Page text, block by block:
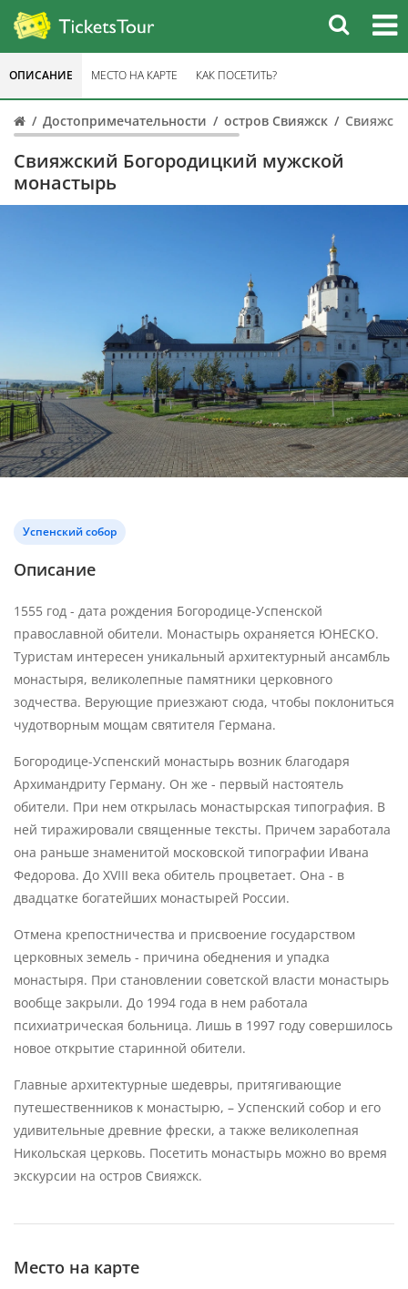
Достопримечательности остров Свияжск
Свияжский Богородицкий мужской
монастырь
Успенский собор
ОПИСАНИЕ МЕСТО НА КАРТЕ КАК ПОСЕТИТЬ?
Описание
1555 год - дата рождения Богородице-Успенской
православной обители. Монастырь охраняется ЮНЕСКО.
Туристам интересен уникальный архитектурный ансамбль
монастыря, великолепные памятники церковного
зодчества. Верующие приезжают сюда, чтобы поклониться
чудотворным мощам святителя Германа.
Богородице-Успенский монастырь возник благодаря
Архимандриту Герману. Он же - первый настоятель
обители. При нем открылась монастырская типография. В
ней тиражировали священные тексты. Причем заработала
она раньше знаменитой московской типографии Ивана
Федорова. До XVIII века обитель процветает. Она - в
двадцатке богатейших монастырей России.
Отмена крепостничества и присвоение государством
церковных земель - причина обеднения и упадка
монастыря. При становлении советской власти монастырь
вообще закрыли. До 1994 года в нем работала
психиатрическая больница. Лишь в 1997 году совершилось
новое открытие старинной обители.
Главные архитектурные шедевры, притягивающие
путешественников к монастырю, – Успенский собор и его
удивительные древние фрески, а также великолепная
Никольская церковь. Посетить монастырь можно во время
экскурсии на остров Свияжск.
Место на карте